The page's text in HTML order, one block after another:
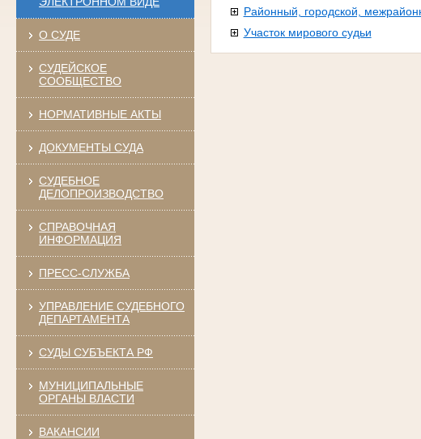
О СУДЕ
СУДЕЙСКОЕ
СООБЩЕСТВО
НОРМАТИВНЫЕ АКТЫ
ДОКУМЕНТЫ СУДА
СУДЕБНОЕ
ДЕЛОПРОИЗВОДСТВО
СПРАВОЧНАЯ
ИНФОРМАЦИЯ
ПРЕСС-СЛУЖБА
УПРАВЛЕНИЕ СУДЕБНОГО
ДЕПАРТАМЕНТА
СУДЫ СУБЪЕКТА РФ
МУНИЦИПАЛЬНЫЕ
ОРГАНЫ ВЛАСТИ
ВАКАНСИИ
Районный, городской,
Участок мирового судьи